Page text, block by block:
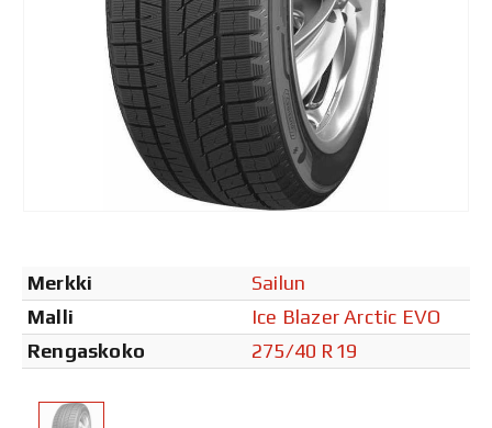
Merkki
Sailun
Malli
Ice Blazer Arctic EVO
Rengaskoko
275/40 R19